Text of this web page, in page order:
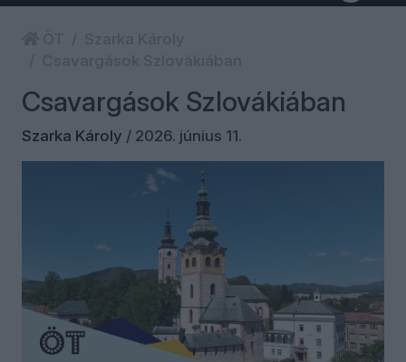
Csavargások Szlovákiában
Szarka Károly / 2026. június 11.